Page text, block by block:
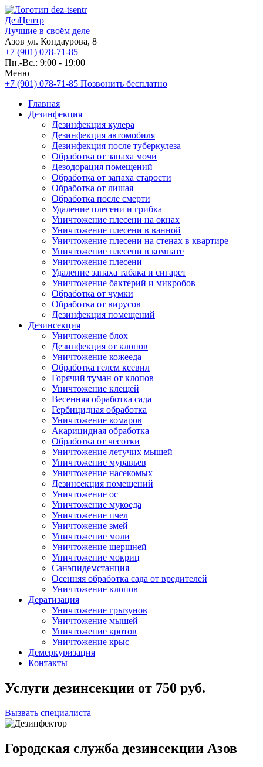
ДезЦентр
Лучшие в своём деле
Азов ул. Кондаурова, 8
+7 (901) 078-71-85
Пн.-Вс.: 9:00 - 19:00
Меню
+7 (901) 078-71-85 Позвонить бесплатно
Главная
Дезинфекция
Дезинфекция кулера
Дезинфекция автомобиля
Дезинфекция после туберкулеза
Обработка от запаха мочи
Дезодорация помещений
Обработка от запаха старости
Обработка от лишая
Обработка после смерти
Удаление плесени и грибка
Уничтожение плесени на окнах
Уничтожение плесени в ванной
Уничтожение плесени на стенах в квартире
Уничтожение плесени в комнате
Уничтожение плесени
Удаление запаха табака и сигарет
Уничтожение бактерий и микробов
Обработка от чумки
Обработка от вирусов
Дезинфекция помещений
Дезинсекция
Уничтожение блох
Дезинфекция от клопов
Уничтожение кожееда
Обработка гелем ксевил
Горячий туман от клопов
Уничтожение клещей
Весенняя обработка сада
Гербицидная обработка
Уничтожение комаров
Акарицидная обработка
Обработка от чесотки
Уничтожение летучих мышей
Уничтожение муравьев
Уничтожение насекомых
Дезинсекция помещений
Уничтожение ос
Уничтожение мукоеда
Уничтожение пчел
Уничтожение змей
Уничтожение моли
Уничтожение шершней
Уничтожение мокриц
Санэпидемстанция
Осенняя обработка сада от вредителей
Уничтожение клопов
Дератизация
Уничтожение грызунов
Уничтожение мышей
Уничтожение кротов
Уничтожение крыс
Демеркуризация
Контакты
Услуги дезинсекции от 750 руб.
Вызвать специалиста
Городская служба дезинсекции Азов